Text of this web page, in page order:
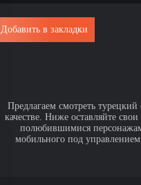
Добавить в закладки
Предлагаем смотреть
качестве. Ниже оставляйте
полюбившимися
мобильного под